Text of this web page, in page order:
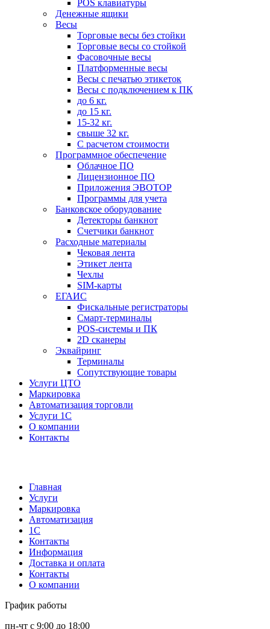
POS клавиатуры
Денежные ящики
Весы
Торговые весы без стойки
Торговые весы со стойкой
Фасовочные весы
Платформенные весы
Весы с печатью этикеток
Весы с подключением к ПК
до 6 кг.
до 15 кг.
15-32 кг.
свыше 32 кг.
С расчетом стоимости
Программное обеспечение
Облачное ПО
Лицензионное ПО
Приложения ЭВОТОР
Программы для учета
Банковское оборудование
Детекторы банкнот
Счетчики банкнот
Расходные материалы
Чековая лента
Этикет лента
Чехлы
SIM-карты
ЕГАИС
Фискальные регистраторы
Смарт-терминалы
POS-системы и ПК
2D сканеры
Эквайринг
Терминалы
Сопутствующие товары
Услуги ЦТО
Маркировка
Автоматизация торговли
Услуги 1С
О компании
Контакты
Главная
Услуги
Маркировка
Автоматизация
1С
Контакты
Информация
Доставка и оплата
Контакты
О компании
График работы
пн-чт с 9:00 до 18:00